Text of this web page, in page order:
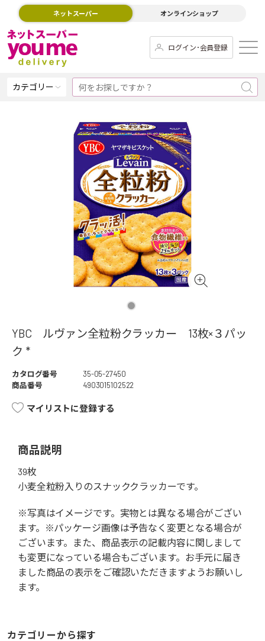
ネットスーパー オンラインショップ
ログイン･会員登録
カテゴリー
YBC ルヴァン全粒粉クラッカー 13枚×３パッ
ク *
カタログ番号
35-05-27450
商品番号
4903015102522
マイリストに登録する
商品説明
39枚
小麦全粒粉入りのスナッククラッカーです。
※写真はイメージです。実物とは異なる場合がござい
ます。※パッケージ画像は予告なく変更となる場合が
ございます。また、商品表示の記載内容に関しまして
も変更になっている場合もございます。お手元に届き
ました商品の表示をご確認いただきますようお願いし
ます。
カテゴリーから探す